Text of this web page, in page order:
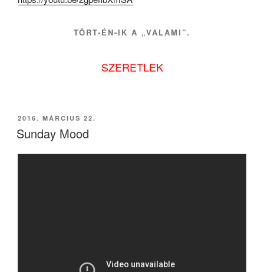
TÖRT-ÉN-IK A „VALAMI”.
SZERETLEK
BEKÜLDVE:
2016. MÁRCIUS 22.
Sunday Mood